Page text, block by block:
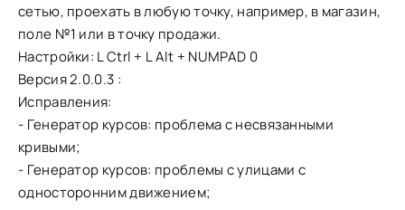
сетью, проехать в любую точку, например, в магазин,
поле №1 или в точку продажи.
Настройки: L Ctrl + L Alt + NUMPAD 0
Версия 2.0.0.3 :
Исправления:
- Генератор курсов: проблема с несвязанными
кривыми;
- Генератор курсов: проблемы с улицами с
односторонним движением;